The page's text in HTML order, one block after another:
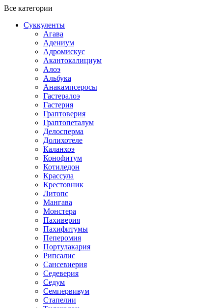
Все категории
Суккуленты
Агава
Адениум
Адромискус
Акантокалициум
Алоэ
Альбука
Анакампсеросы
Гастералоэ
Гастерия
Граптоверия
Граптопеталум
Делосперма
Долихотеле
Каланхоэ
Конофитум
Котиледон
Крассула
Крестовник
Литопс
Мангава
Монстера
Пахиверия
Пахифитумы
Пеперомия
Портулакария
Рипсалис
Сансевиерия
Седеверия
Седум
Семпервивум
Стапелии